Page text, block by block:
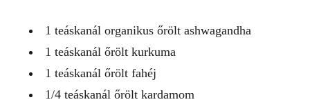
1 teáskanál organikus őrölt ashwagandha
1 teáskanál őrölt kurkuma
1 teáskanál őrölt fahéj
1/4 teáskanál őrölt kardamom